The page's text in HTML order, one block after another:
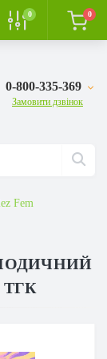
0 0
0-800-335-369
Замовити дзвінок
Fem